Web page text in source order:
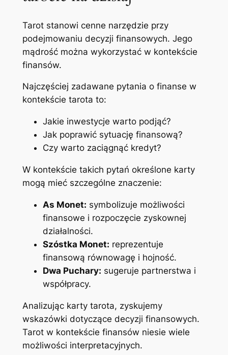
Tarot stanowi cenne narzędzie przy
podejmowaniu decyzji finansowych. Jego
mądrość można wykorzystać w kontekście
finansów.
Najczęściej zadawane pytania o finanse w
kontekście tarota to:
Jakie inwestycje warto podjąć?
Jak poprawić sytuację finansową?
Czy warto zaciągnąć kredyt?
W kontekście takich pytań określone karty
mogą mieć szczególne znaczenie:
As Monet: symbolizuje możliwości
finansowe i rozpoczęcie zyskownej
działalności.
Szóstka Monet: reprezentuje
finansową równowagę i hojność.
Dwa Puchary: sugeruje partnerstwa i
współpracy.
Analizując karty tarota, zyskujemy
wskazówki dotyczące decyzji finansowych.
Tarot w kontekście finansów niesie wiele
możliwości interpretacyjnych.